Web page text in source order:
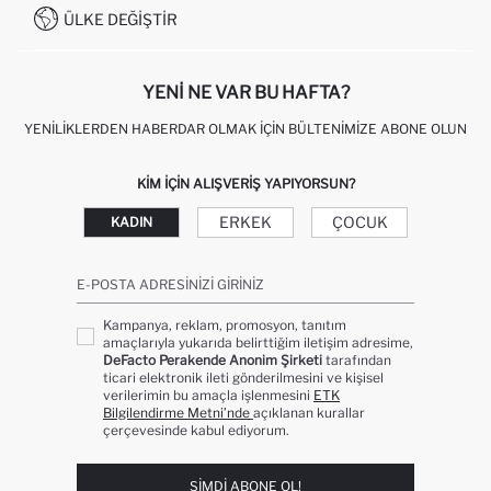
KAMPANYALAR
0850 333 22 86
ÜLKE DEĞIŞTIR
YENI NE VAR BU HAFTA?
YENILIKLERDEN HABERDAR OLMAK İÇIN BÜLTENIMIZE ABONE OLUN
KIM IÇIN ALIŞVERIŞ YAPIYORSUN?
KADIN ERKEK ÇOCUK
E-POSTA ADRESINIZI GIRINIZ
Kampanya, reklam, promosyon, tanıtım
amaçlarıyla yukarıda belirttiğim iletişim adresime,
DeFacto Perakende Anonim Şirketi tarafından
ticari elektronik ileti gönderilmesini ve kişisel
verilerimin bu amaçla işlenmesini ETK
Bilgilendirme Metni’nde açıklanan kurallar
çerçevesinde kabul ediyorum.
ŞIMDI ABONE OL!